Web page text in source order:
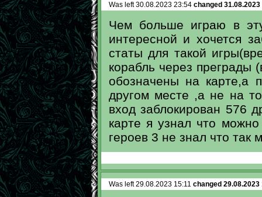
Was left 30.08.2023 23:54 changed 31.08.2023
Чем больше играю в
интересной и хочется
статы для такой
корабль через преграды
обозначены на карте,а
другом месте ,а не на
вход заблокирован 576
карте я узнал что можно
героев 3 не знал что так
Was left 29.08.2023 15:11 changed 29.08.2023